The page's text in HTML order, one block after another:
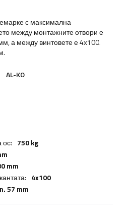
с максимална
между монтажните отвори е
а между винтовете е 4х100.
AL-KO
ос: 750 kg
mm
4x100
57 mm